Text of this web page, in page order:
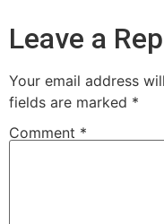
Leave a
Your email address
fields are marked *
Comment *